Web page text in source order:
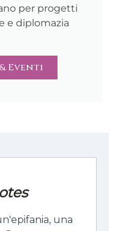
per progetti
e diplomazia
Eventi